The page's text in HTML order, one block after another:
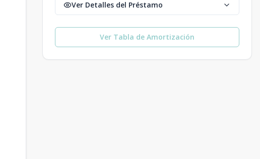
Ver Detalles del Préstamo
Ver Tabla de Amortización